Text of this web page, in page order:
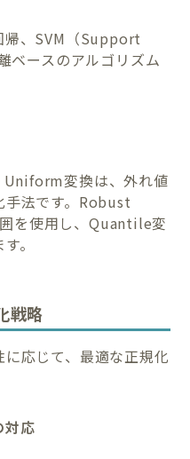
帰、SVM（Support
ベースのアルゴリズム
変換は、外れ値
手法です。Robust
を使用し、Quantile変
。
戦略
応じて、最適な正規化
対応